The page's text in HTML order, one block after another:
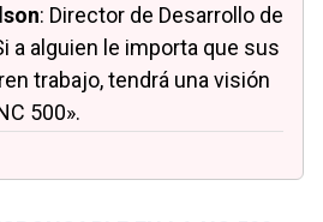
: Director de Desarrollo de
a alguien le importa que sus
trabajo, tendrá una visión
500».